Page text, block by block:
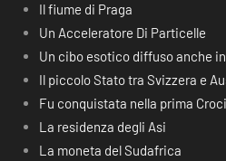
Il fiume di Praga
Un Acceleratore Di Particelle
Un cibo esotico diffuso anche
Il piccolo Stato tra Svizzera e
Fu conquistata nella prima
La residenza degli Asi
La moneta del Sudafrica